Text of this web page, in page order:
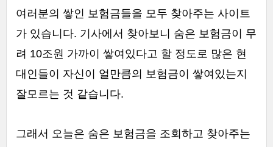
여러분의 쌓인 보험금들을 모두 찾아주는 사이트
가 있습니다. 기사에서 찾아보니 숨은 보험금이 무
려 10조원 가까이 쌓여있다고 할 정도로 많은 현
대인들이 자신이 얼만큼의 보험금이 쌓여있는지
잘모르는 것 같습니다.
그래서 오늘은 숨은 보험금을 조회하고 찾아주는